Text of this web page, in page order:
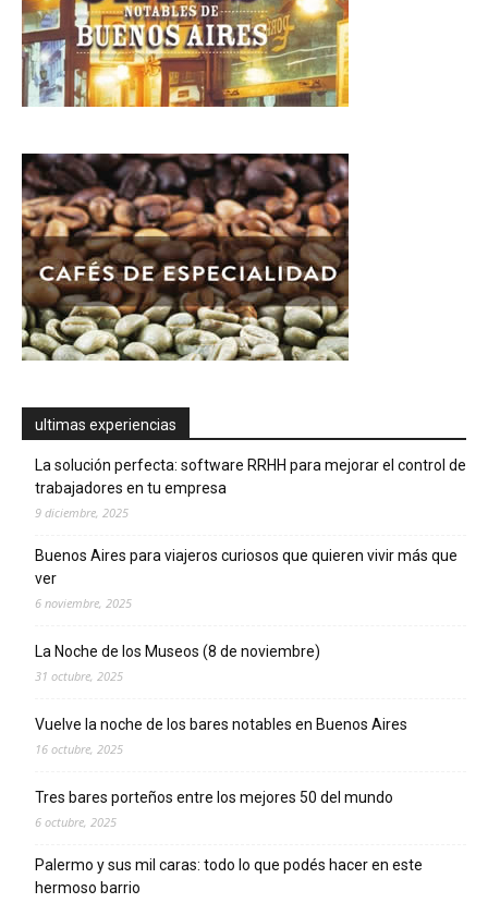
ultimas experiencias
La solución perfecta: software RRHH para mejorar el control de
trabajadores en tu empresa
9 diciembre, 2025
Buenos Aires para viajeros curiosos que quieren vivir más que
ver
6 noviembre, 2025
La Noche de los Museos (8 de noviembre)
31 octubre, 2025
Vuelve la noche de los bares notables en Buenos Aires
16 octubre, 2025
Tres bares porteños entre los mejores 50 del mundo
6 octubre, 2025
Palermo y sus mil caras: todo lo que podés hacer en este
hermoso barrio